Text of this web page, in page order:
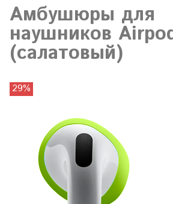
Амбушюры для
наушников
(салатовый)
29%